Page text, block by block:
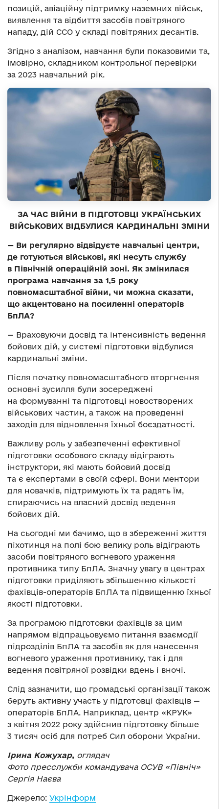
позицій, авіаційну підтримку наземних військ,
виявлення та відбиття засобів повітряного
нападу, дій ССО у складі повітряних десантів.
Згідно з аналізом, навчання були показовими та,
імовірно, складником контрольної перевірки
за 2023 навчальний рік.
ЗА ЧАС ВІЙНИ В ПІДГОТОВЦІ УКРАЇНСЬКИХ
ВІЙСЬКОВИХ ВІДБУЛИСЯ КАРДИНАЛЬНІ ЗМІНИ
— Ви регулярно відвідуєте навчальні центри,
де готуються військові, які несуть службу
в Північній операційній зоні. Як змінилася
програма навчання за 1,5 року
повномасштабної війни, чи можна сказати,
що акцентовано на посиленні операторів
БпЛА?
— Враховуючи досвід та інтенсивність ведення
бойових дій, у системі підготовки відбулися
кардинальні зміни.
Після початку повномасштабного вторгнення
основні зусилля були зосереджені
на формуванні та підготовці новостворених
військових частин, а також на проведенні
заходів для відновлення їхньої боєздатності.
Важливу роль у забезпеченні ефективної
підготовки особового складу відіграють
інструктори, які мають бойовий досвід
та є експертами в своїй сфері. Вони ментори
для новачків, підтримують їх та радять їм,
спираючись на власний досвід ведення
бойових дій.
На сьогодні ми бачимо, що в збереженні життя
піхотинця на полі бою велику роль відіграють
засоби повітряного вогневого ураження
противника типу БпЛА. Значну увагу в центрах
підготовки приділяють збільшенню кількості
фахівців-операторів БпЛА та підвищенню їхньої
якості підготовки.
За програмою підготовки фахівців за цим
напрямом відпрацьовуємо питання взаємодії
підрозділів БпЛА та засобів як для нанесення
вогневого ураження противнику, так і для
ведення повітряної розвідки вдень і вночі.
Слід зазначити, що громадські організації також
беруть активну участь у підготовці фахівців —
операторів БпЛА. Наприклад, центр «КРУК»
з квітня 2022 року здійснив підготовку більше
3 тисяч осіб для потреб Сил оборони України.
Ірина Кожухар, оглядач
Фото пресслужби командувача ОСУВ «Північ»
Сергія Наєва
Джерело: Укрінформ